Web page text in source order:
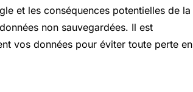
et les conséquences potentielles de la
non sauvegardées. Il est
vos données pour éviter toute perte en